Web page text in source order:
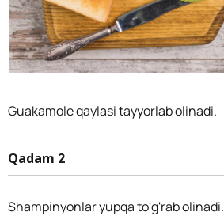
Guakamole qaylasi tayyorlab olinadi.
Qadam 2
Shampinyonlar yupqa to'g'rab olinadi.